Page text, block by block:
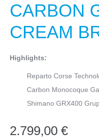
CARBON
CREAM
Highlights:
Reparto Corse
Carbon Monocoque
Shimano GRX400
2.799,00 €